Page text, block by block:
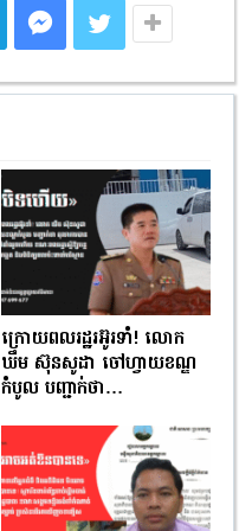
ក្រោយពលរដ្ឋរអ៊ូរទាំ! លោក
ឃឹម ស៊ុនសូដា ចៅហ្វាយខណ្ឌ
កំបូល បញ្ជាក់ថា…